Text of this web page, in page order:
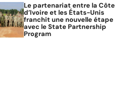
Le partenariat entre la Côte
d’Ivoire et les États-Unis
franchit une nouvelle étape
avec le State Partnership
Program